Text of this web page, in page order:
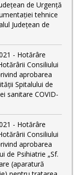
de Urgență
tehnice
Județean de
- Hotărâre
Consiliului
aprobarea
Spitalului de
sanitare COVID-
- Hotărâre
Consiliului
aprobarea
de Psihiatrie „Sf.
(aparatură